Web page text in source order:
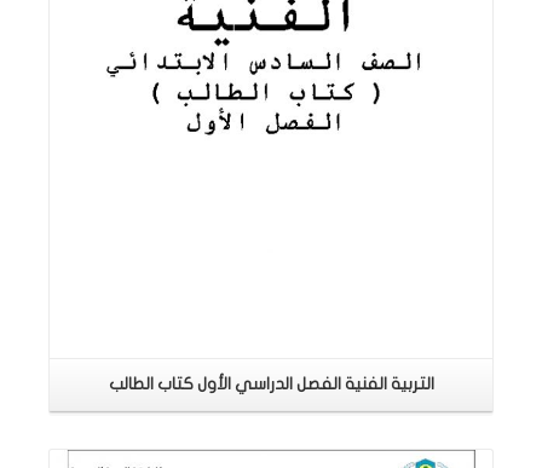
التربية الفنية الفصل الدراسي الأول كتاب الطالب